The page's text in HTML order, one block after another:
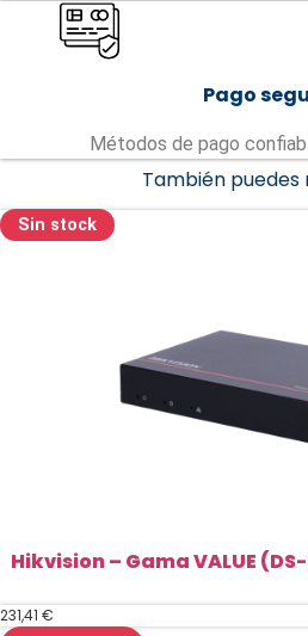
Pago
Métodos de pago
También puedes
Sin stock
Hikvision – Gama VALUE
231,41 €